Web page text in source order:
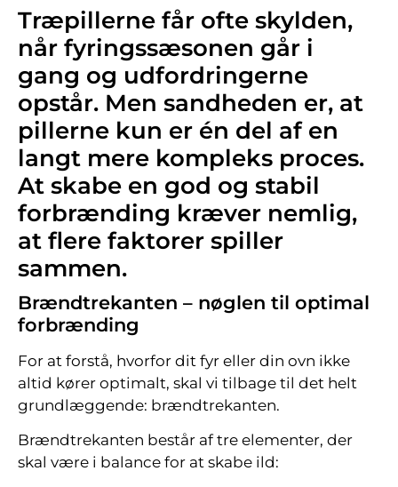
Træpillerne får ofte skylden,
når fyringssæsonen går i
gang og udfordringerne
opstår. Men sandheden er, at
pillerne kun er én del af en
langt mere kompleks proces.
At skabe en god og stabil
forbrænding kræver nemlig,
at flere faktorer spiller
sammen.
Brændtrekanten – nøglen til optimal
forbrænding
For at forstå, hvorfor dit fyr eller din ovn ikke
altid kører optimalt, skal vi tilbage til det helt
grundlæggende: brændtrekanten.
Brændtrekanten består af tre elementer, der
skal være i balance for at skabe ild: